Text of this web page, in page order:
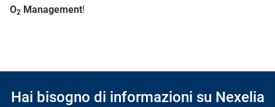
O2 Management!
Hai bisogno di informazioni su Nexelia